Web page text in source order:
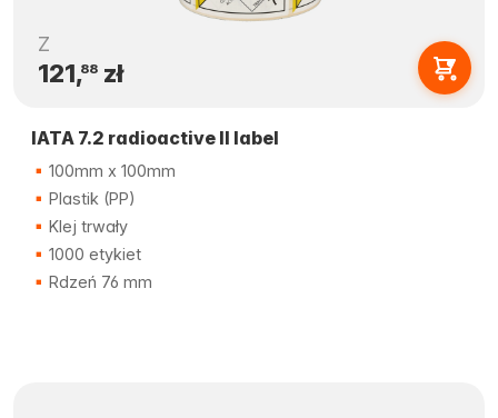
Z
121,88zł
IATA 7.2 radioactive II label
100mm x 100mm
Plastik (PP)
Klej trwały
1000 etykiet
Rdzeń 76 mm